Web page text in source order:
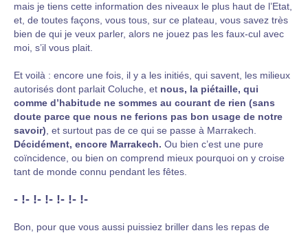
mais je tiens cette information des niveaux le plus haut de l’Etat,
et, de toutes façons, vous tous, sur ce plateau, vous savez très
bien de qui je veux parler, alors ne jouez pas les faux-cul avec
moi, s’il vous plait.
Et voilà : encore une fois, il y a les initiés, qui savent, les milieux
autorisés dont parlait Coluche, et nous, la piétaille, qui
comme d’habitude ne sommes au courant de rien (sans
doute parce que nous ne ferions pas bon usage de notre
savoir) , et surtout pas de ce qui se passe à Marrakech.
Décidément, encore Marrakech. Ou bien c’est une pure
coïncidence, ou bien on comprend mieux pourquoi on y croise
tant de monde connu pendant les fêtes.
- !- !- !- !- !- !-
Bon, pour que vous aussi puissiez briller dans les repas de